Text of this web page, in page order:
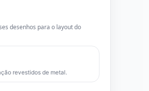
desenhos para o layout do
revestidos de metal.